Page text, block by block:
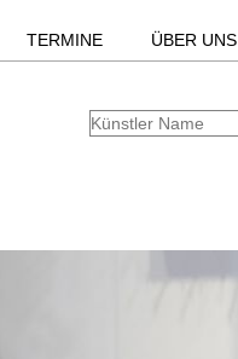
TERMINE ÜBER UNS